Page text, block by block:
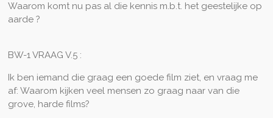
Waarom komt nu pas al die kennis m.b.t. het geestelijke op
aarde ?
BW-1 VRAAG V.5 :
Ik ben iemand die graag een goede film ziet, en vraag me
af: Waarom kijken veel mensen zo graag naar van die
grove, harde films?